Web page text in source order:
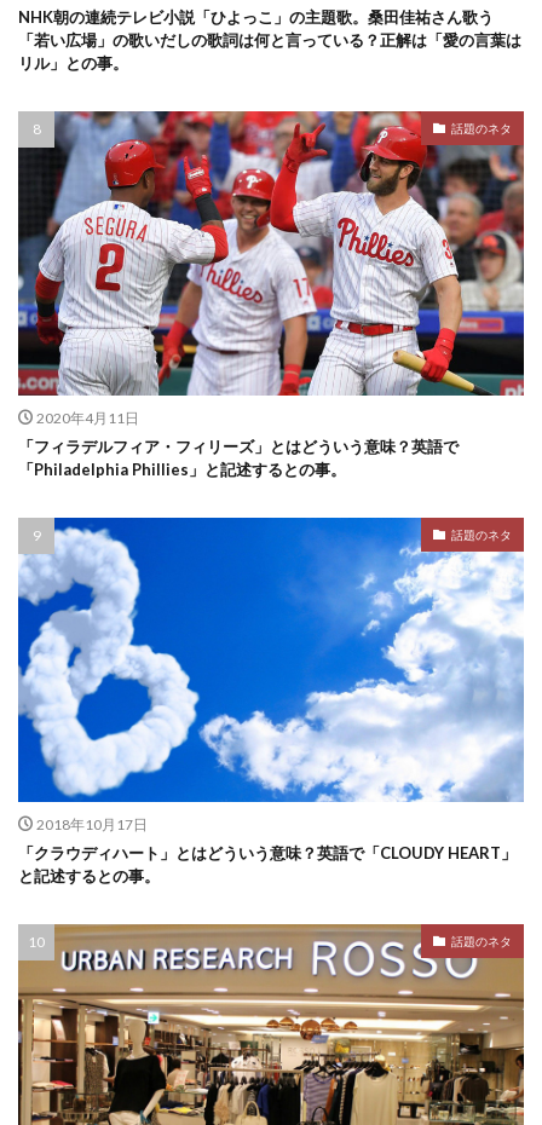
NHK朝の連続テレビ小説「ひよっこ」の主題歌。桑田佳祐さん歌う
「若い広場」の歌いだしの歌詞は何と言っている？正解は「愛の言葉は
リル」との事。
話題のネタ
2020年4月11日
「フィラデルフィア・フィリーズ」とはどういう意味？英語で
「Philadelphia Phillies」と記述するとの事。
話題のネタ
2018年10月17日
「クラウディハート」とはどういう意味？英語で「CLOUDY HEART」
と記述するとの事。
話題のネタ